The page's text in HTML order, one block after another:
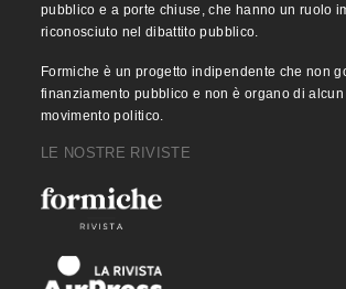
pubblico e a porte chiuse, che hanno un ruolo
riconosciuto nel dibattito pubblico.
Formiche è un progetto indipendente che non
finanziamento pubblico e non è organo di
movimento politico.
LE NOSTRE RIVISTE